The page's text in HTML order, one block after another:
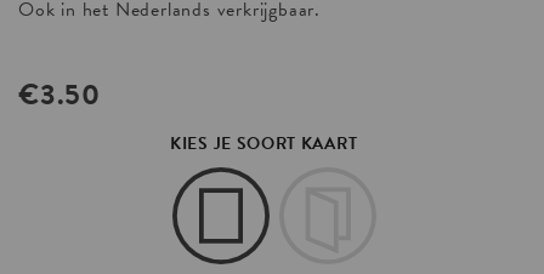
Ook in het Nederlands verkrijgbaar.
€3.50
KIES JE SOORT KAART